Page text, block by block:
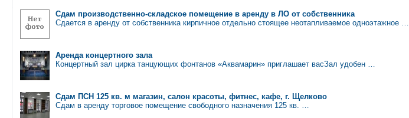
Сдам производственно-складское помещение в аренду в ЛО от собственника
Сдается в аренду от собственника кирпичное отдельно стоящее неотапливаемое одноэтажное …
Аренда концертного зала
Концертный зал цирка танцующих фонтанов «Аквамарин» приглашает васЗал удобен …
Сдам ПСН 125 кв. м магазин, салон красоты, фитнес, кафе, г. Щелково
Сдам в аренду торговое помещение свободного назначения 125 кв. …